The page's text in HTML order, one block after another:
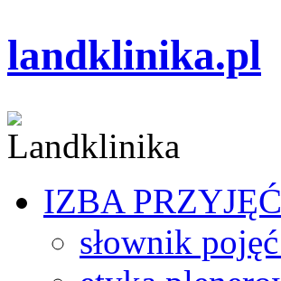
landklinika.pl
IZBA PRZYJĘĆ
słownik